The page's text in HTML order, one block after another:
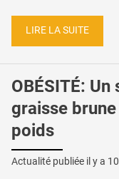
LIRE LA SUITE
OBÉSITÉ:
graisse
poids
Actualité publiée il y a